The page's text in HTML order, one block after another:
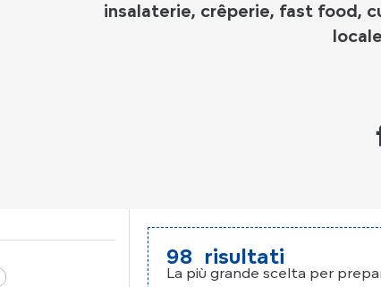
insalaterie, crêperie, fast food,
98 risultati
La più grande scelta per